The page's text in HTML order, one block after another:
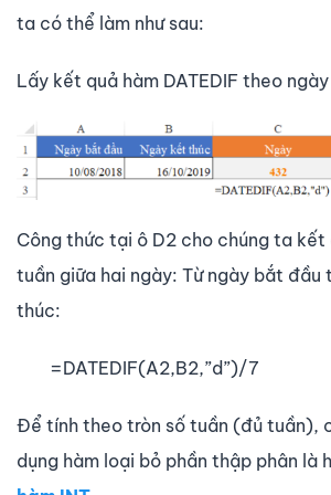
ta có thể làm như sau:
Lấy kết quả hàm DATEDIF theo
Công thức tại ô D2 cho chúng ta
tuần giữa hai ngày: Từ ngày bắt đầu
thúc:
=DATEDIF(A2,B2,”d”)/7
Để tính theo tròn số tuần (đủ tuần),
dụng hàm loại bỏ phần thập phân là